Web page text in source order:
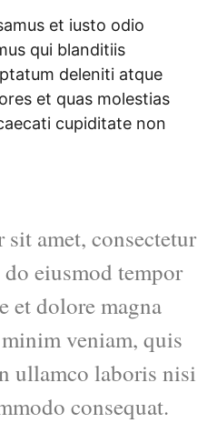
et iusto odio
qui blanditiis
deleniti atque
et quas molestias
cupiditate non
amet, consectetur
eiusmod tempor
et dolore magna
veniam, quis
ullamco laboris nisi
consequat.